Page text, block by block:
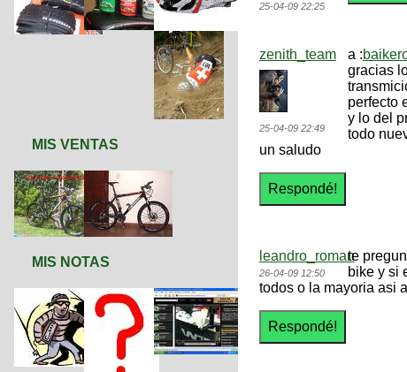
MIS VENTAS
MIS NOTAS
25-04-09 22:25
zenith_team
25-04-09 22:49
a :
gracias
perfecto
y lo del
todo
un saludo
leandro_roman
26-04-09 12:50
te
bike y si
todos o la mayoria asi